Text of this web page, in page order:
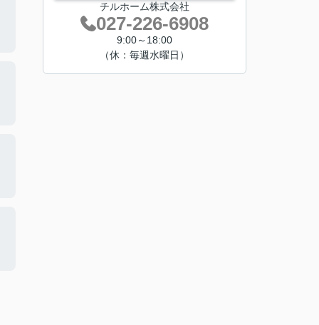
チルホーム株式会社
027-226-6908
9:00～18:00
（休：毎週水曜日）